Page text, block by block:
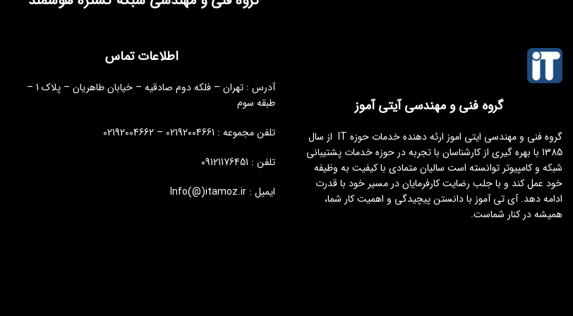
گروه فنی و مهندسی آیتی آموز
گروه فنی و مهندسی ایتی اموز ارئه دهنده خدمات حوزه IT از سال
1385 با بهره گیری از کارشناسان با تجربه در حوزه خدمات پشتیبانی
شبکه و کامپیوتر توانسته است سالیان متمادی با کیفیت به وظیفه
خود عمل کند و با جلب رضایت کارفرمایان در مسیر خود با قدرت
ادامه دهد. آی تی آموز با دانستن پیچیدگی و اهمیت کار شما،
همیشه در کنار شماست.
اطلاعات تماس
آدرس : تهران – فلکه دوم صادقیه – خیابان طاهریان – پلاک 1 –
طبقه سوم
تلفن مجموعه : 02192004661 – 02192004662
تلفن : 09121176451
ایمیل : Info(@)itamoz.ir